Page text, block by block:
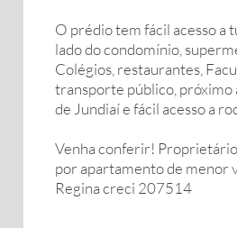
O prédio tem fácil acesso a
lado do condomínio,
Colégios, restaurantes,
transporte público, próximo
de Jundiaí e fácil acesso a
Venha conferir!
por apartamento de menor
Regina creci 207514